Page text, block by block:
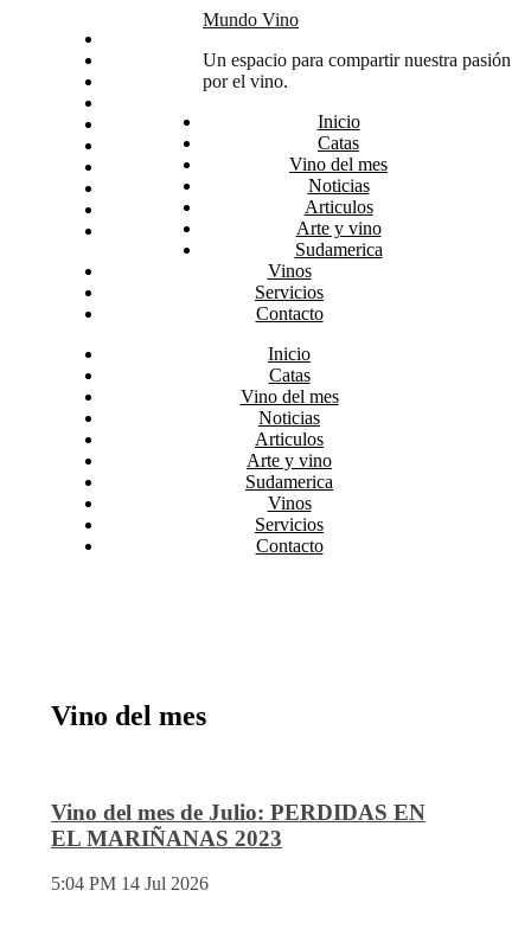
Arte y vino
Sudamerica
Mundo Vino
Un espacio para compartir nuestra pasión
por el vino.
Inicio
Catas
Vino del mes
Noticias
Articulos
Arte y vino
Sudamerica
Vinos
Servicios
Contacto
Inicio
Catas
Vino del mes
Noticias
Articulos
Arte y vino
Sudamerica
Vinos
Servicios
Contacto
Vino del mes
Vino del mes de Julio: PERDIDAS EN
EL MARIÑANAS 2023
5:04 PM 14 Jul 2026